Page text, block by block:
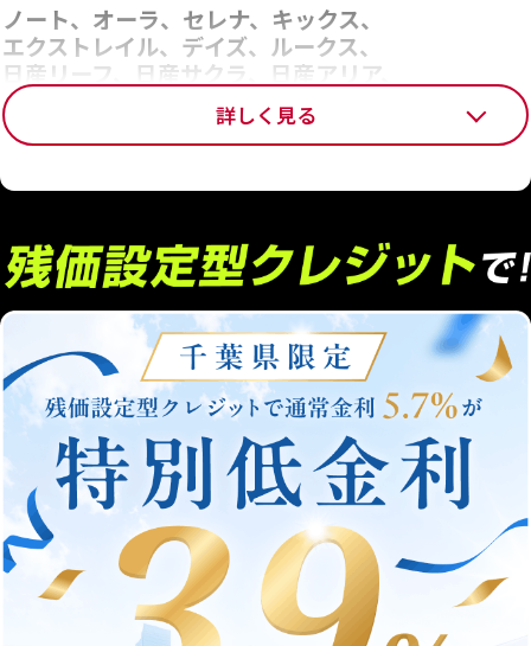
※抽選ナンバーは応募完了ページ・応募完了メール・キャンペーンの
告知なく変更する場合がございます。
ノート、オーラ、セレナ、キックス、
エクストレイル、デイズ、ルークス、
日産リーフ、日産サクラ、日産アリア、
エルグランド
動車は5万円（税抜）相当のディーラーオプション
プレゼントとなります。
対象条件
キャンペーンにご応募の上、新車ご成約時に販売会
社指定のボディコートを同時にご注文いただいた方
本キャンペーンにおける注意事項
※
キャンペーン中に発表・発売された新型車、マイナーチェンジ車に
ついては、キャンペーン適用条件が異なる場合があります。
新型車、マイナーチェンジ車がキャンペーンの対象となるか否かに
詳しく見る